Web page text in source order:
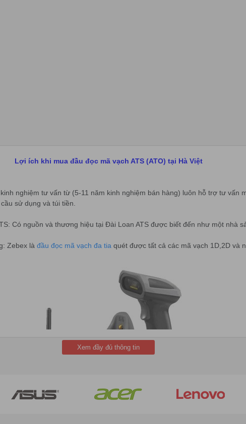
Lợi ích khi mua đầu đọc mã vạch ATS (ATO) tại Hà Việt
nghiệm tư vấn từ (5-11 năm kinh nghiệm bán hàng) luôn hỗ trợ tư vấn
sử dụng và túi tiền.
Có nguồn và thương hiệu tại Đài Loan ATS được biết đến như một nhà
Zebex là đầu đọc mã vạch đa tia quét được tất cả các mã vạch 1D,2D và
Xem đầy đủ thông tin